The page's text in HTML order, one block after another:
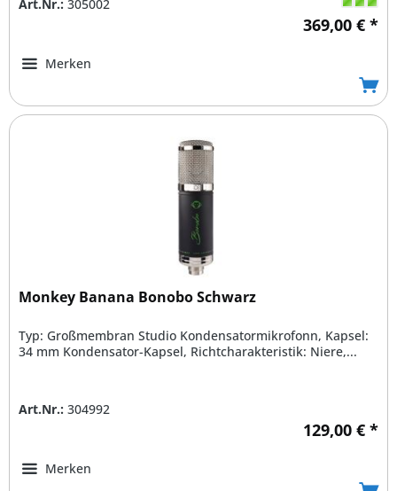
Art.Nr.: 305002
369,00 € *
Merken
Monkey Banana Bonobo Schwarz
Typ: Großmembran Studio Kondensatormikrofonn, Kapsel:
34 mm Kondensator-Kapsel, Richtcharakteristik: Niere,...
Art.Nr.: 304992
129,00 € *
Merken